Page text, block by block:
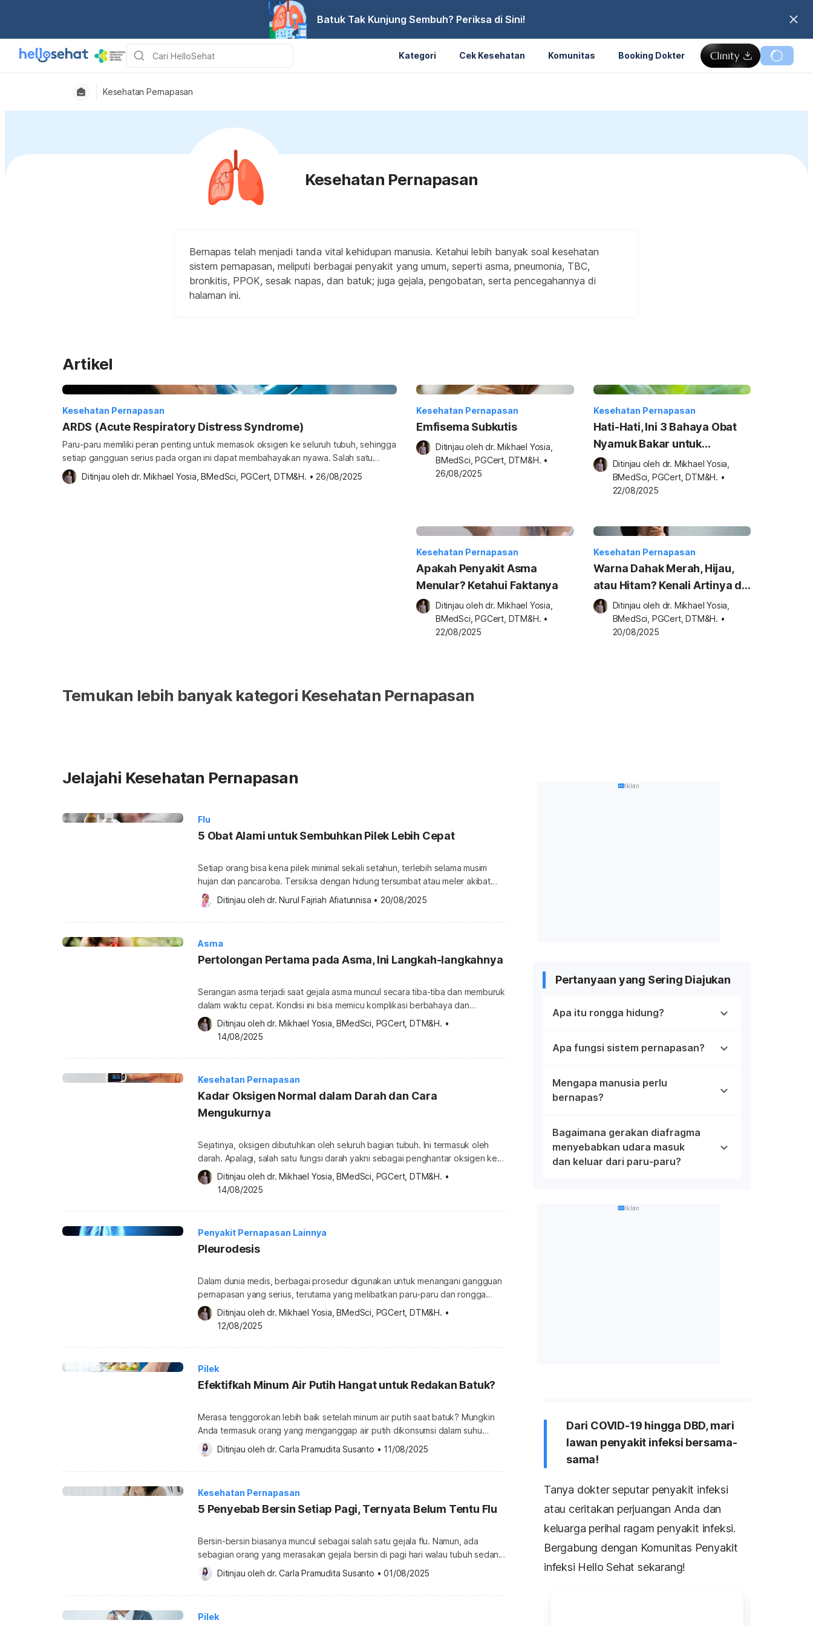
Batuk Tak Kunjung Sembuh? Periksa di Sini!
Kategori Cek Kesehatan Komunitas Booking Dokter
Kesehatan Pernapasan
Kesehatan Pernapasan
Bernapas telah menjadi tanda vital kehidupan manusia. Ketahui lebih banyak soal kesehatan
sistem pernapasan, meliputi berbagai penyakit yang umum, seperti asma, pneumonia, TBC,
bronkitis, PPOK, sesak napas, dan batuk; juga gejala, pengobatan, serta pencegahannya di
halaman ini.
Artikel
Kesehatan Pernapasan
ARDS (Acute Respiratory Distress Syndrome)
Paru-paru memiliki peran penting untuk memasok oksigen ke seluruh tubuh, sehingga
setiap gangguan serius pada organ ini dapat membahayakan nyawa. Salah satu
kondisi yang perlu diwaspadai adalah acute respiratory distress syndrome (ARDS).
Ketahui selengkapnya terkait kondisi ini di ulasan berikut. Apa itu acute respiratory
Ditinjau oleh dr. Mikhael Yosia, BMedSci, PGCert, DTM&H. • 26/08/2025
Kesehatan Pernapasan
Emfisema Subkutis
Ditinjau oleh dr. Mikhael Yosia,
BMedSci, PGCert, DTM&H. •
26/08/2025
Kesehatan Pernapasan
Hati-Hati, Ini 3 Bahaya Obat
Nyamuk Bakar untuk
Kesehatan
Ditinjau oleh dr. Mikhael Yosia,
BMedSci, PGCert, DTM&H. •
22/08/2025
Kesehatan Pernapasan
Apakah Penyakit Asma
Menular? Ketahui Faktanya
Ditinjau oleh dr. Mikhael Yosia,
BMedSci, PGCert, DTM&H. •
22/08/2025
Kesehatan Pernapasan
Warna Dahak Merah, Hijau,
atau Hitam? Kenali Artinya di
Sini Ditinjau oleh dr. Mikhael Yosia,
BMedSci, PGCert, DTM&H. •
20/08/2025
Temukan lebih banyak kategori Kesehatan Pernapasan
Jelajahi Kesehatan Pernapasan
Flu
5 Obat Alami untuk Sembuhkan Pilek Lebih Cepat
Setiap orang bisa kena pilek minimal sekali setahun, terlebih selama musim
hujan dan pancaroba. Tersiksa dengan hidung tersumbat atau meler akibat
pilek? Yuk, atasi dengan berbagai pilihan obat pilek alami berikut! Obat pilek
alami yang mudah dicari Pilek merupakan infeksi saluran pernapasan yang
disebabkan oleh infeksi rhinovirus. Penyakit ini umumnya akan sembuh tanpa
Ditinjau oleh dr. Nurul Fajriah Afiatunnisa • 20/08/2025
Asma
Pertolongan Pertama pada Asma, Ini Langkah-langkahnya
Serangan asma terjadi saat gejala asma muncul secara tiba-tiba dan memburuk
dalam waktu cepat. Kondisi ini bisa memicu komplikasi berbahaya dan
mengancam nyawa. Pertolongan pertama pada asma bisa membantu agar
kondisi ini tidak makin memburuk. Pertolongan pertama pada serangan asma
Anda atau orang di sekitar […]
Ditinjau oleh dr. Mikhael Yosia, BMedSci, PGCert, DTM&H. •
14/08/2025
Kesehatan Pernapasan
Kadar Oksigen Normal dalam Darah dan Cara
Mengukurnya
Sejatinya, oksigen dibutuhkan oleh seluruh bagian tubuh. Ini termasuk oleh
darah. Apalagi, salah satu fungsi darah yakni sebagai penghantar oksigen ke
penjuru tubuh mana pun. Itu sebabnya, penting untuk memahami kadar
oksigen normal dalam darah guna menjalankan fungsi tubuh secara optimal.
oksigen (saturasi oksigen atau blood […]
Ditinjau oleh dr. Mikhael Yosia, BMedSci, PGCert, DTM&H. •
14/08/2025
Penyakit Pernapasan Lainnya
Pleurodesis
Dalam dunia medis, berbagai prosedur digunakan untuk menangani gangguan
pernapasan yang serius, terutama yang melibatkan paru-paru dan rongga
sekitarnya. Salah satu tindakan yang sering dilakukan untuk mencegah
penumpukan cairan atau udara di paru-paru adalah pleurodesis. Prosedur ini
pleura berulang atau pneumotoraks. Ketahui informasi selengkapnya di […]
Ditinjau oleh dr. Mikhael Yosia, BMedSci, PGCert, DTM&H. •
12/08/2025
Pilek
Efektifkah Minum Air Putih Hangat untuk Redakan Batuk?
Merasa tenggorokan lebih baik setelah minum air putih saat batuk? Mungkin
Anda termasuk orang yang menganggap air putih dikonsumsi dalam suhu
hangat bisa memberi manfaat bagi tubuh. Lantas, apakah minum air hangat bisa
untuk meredakan batuk? Simak ulasannya di sini. Apakah minum air hangat bisa
meredakan batuk? Pertanyaan mengenai apakah air hangat bisa meredakan
Ditinjau oleh dr. Carla Pramudita Susanto • 11/08/2025
Kesehatan Pernapasan
5 Penyebab Bersin Setiap Pagi, Ternyata Belum Tentu Flu
Bersin-bersin biasanya muncul sebagai salah satu gejala flu. Namun, ada
sebagian orang yang merasakan gejala bersin di pagi hari walau tubuh sedang
sehat. Terkadang, gejalanya terjadi secara rutin sampai berminggu-minggu dan
selalu membaik ketika memasuki siang hari. Kira-kira, apa penyebab sering
bersin selain flu setiap pagi dan mengapa kondisi ini kerap terjadi pada pagi
Ditinjau oleh dr. Carla Pramudita Susanto • 01/08/2025
Pilek
Iklan
Pertanyaan yang Sering Diajukan
Apa itu rongga hidung?
Apa fungsi sistem pernapasan?
Mengapa manusia perlu
bernapas?
Bagaimana gerakan diafragma
menyebabkan udara masuk
dan keluar dari paru-paru?
Iklan
Dari COVID-19 hingga DBD, mari
lawan penyakit infeksi bersama-
sama!
Tanya dokter seputar penyakit infeksi
atau ceritakan perjuangan Anda dan
keluarga perihal ragam penyakit infeksi.
Bergabung dengan Komunitas Penyakit
infeksi Hello Sehat sekarang!